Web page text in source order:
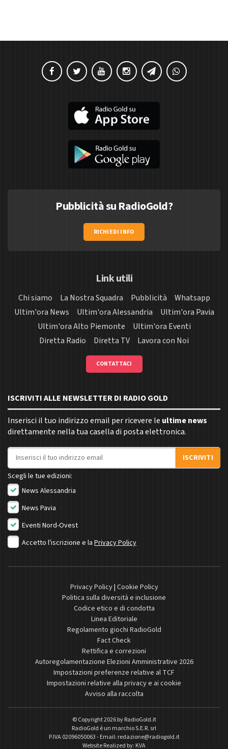
Pubblicità su RadioGold?
RICHIEDI INFO
Link utili
Chi siamo La Nostra Squadra Pubblicità
Whatsapp
Ultim'ora News
Ultim'ora Alessandria
Ultim'ora Pavia
Ultim'ora Alto Piemonte
Ultim'ora Eventi
Diretta Radio
Diretta TV Lavora con Noi
CONTATTACI
ISCRIVITI ALLE NEWSLETTER DI RADIO GOLD
Inserisci il tuo indirizzo email per ricevere le ultime news
direttamente nella tua casella di posta elettronica.
Indirizzo email
ISCRIVITI
Scegli le tue edizioni:
News Alessandria
News Pavia
Eventi Nord-Ovest
Accetto l'iscrizione e la Privacy Policy
Privacy Policy| Cookie Policy
Politica sulla diversità e inclusione
Codice etico e di condotta
Linea Editoriale
Regolamento giochi RadioGold
Fact Check
Rettifica e correzioni
Autoregolamentazione Elezioni Amministrative 2026
Impostazioni preferenze relative al TCF
Impostazioni relative alla privacy e ai cookie
Avviso alla raccolta
© Copyright 2026 byRadioGold.it
RadioGold è un marchio S.E.R. srl
P.IVA 02096050063 - Email: redazione@radiogold.it
Website Realized by: KVA